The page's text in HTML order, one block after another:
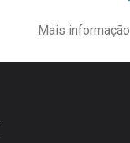
Mais informação